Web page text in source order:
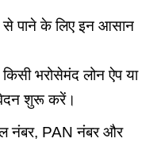
पाने के लिए इन आसान
किसी भरोसेमंद लोन ऐप या
शुरू करें।
नंबर, PAN नंबर और